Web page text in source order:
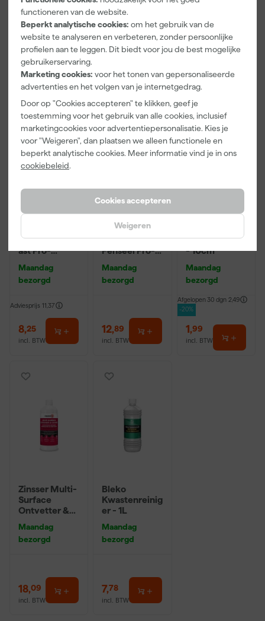
functioneren van de website.
Beperkt analytische cookies: om het gebruik van de
website te analyseren en verbeteren, zonder persoonlijke
profielen aan te leggen. Dit biedt voor jou de best mogelijke
gebruikerservaring.
Marketing cookies: voor het tonen van gepersonaliseerde
advertenties en het volgen van je internetgedrag.
Door op "Cookies accepteren" te klikken, geef je
toestemming voor het gebruik van alle cookies, inclusief
marketingcookies voor advertentiepersonalisatie. Kies je
voor "Weigeren", dan plaatsen we alleen functionele en
beperkt analytische cookies. Meer informatie vind je in ons
cookiebeleid.
Cookies accepteren
Weigeren
Gold - 24mm
x 50m
Maandag
bezorgd
6,50
0,5L + 5
Inzetbakken
Maandag
bezorgd
99
bezorgd
Onze Top 10
Patentpuntkw
ast Pro-
10 (2cm)
Maandag
bezorgd
Adviesprijs 11,37
8,25
incl. BTW
Staalmeester
Lyonse
Penseel Pro-
16
Maandag
bezorgd
12,89
incl. BTW
Onze Top 10
Mini Viltroller
- 10cm
Maandag
bezorgd
Afgelopen 30 dgn 2,49
-20%
1,99
incl. BTW
Zinsser Multi-
Surface
Ontvetter &
entraat 1L
Maandag
bezorgd
18,09
incl. BTW
Bleko
Kwastenreinig
er - 1L
Maandag
bezorgd
7,78
incl. BTW